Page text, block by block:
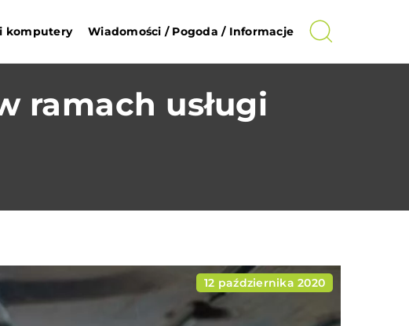
komputery Wiadomości / Pogoda / Informacje
ramach usługi
12 października 2020